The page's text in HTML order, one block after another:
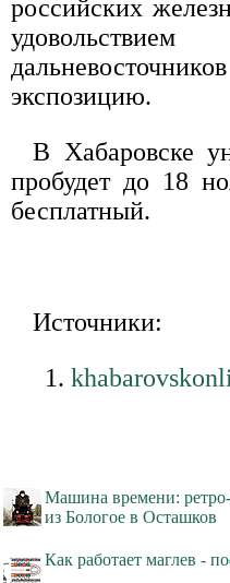
российских
экспозицию.
В Хабаровске
пробудет до 18
бесплатный.
Источники:
Машина времени:
из Бологое в Осташков
Как работает маглев -